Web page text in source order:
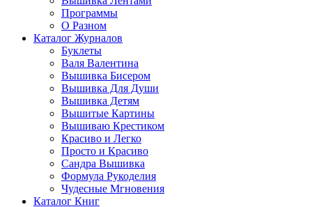
Программы
О Разном
Каталог Журналов
Буклеты
Валя Валентина
Вышивка Бисером
Вышивка Для Души
Вышивка Детям
Вышитые Картины
Вышиваю Крестиком
Красиво и Легко
Просто и Красиво
Сандра Вышивка
Формула Рукоделия
Чудесные Мгновения
Каталог Книг